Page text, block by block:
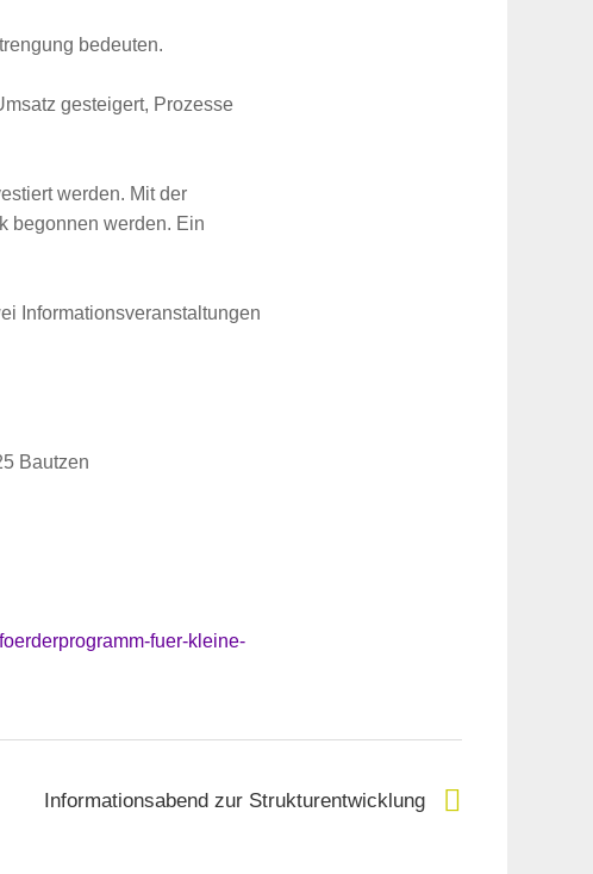
bedeuten.
gesteigert, Prozesse
werden. Mit der
begonnen werden. Ein
Informationsveranstaltungen
Bautzen
fuer-kleine-
Informationsabend zur Strukturentwicklung